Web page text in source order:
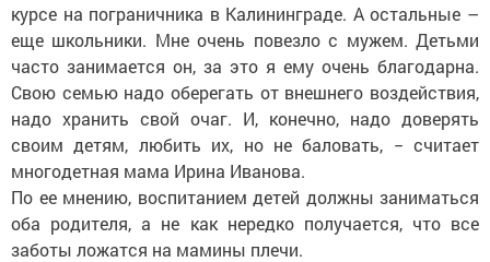
курсе на пограничника в Калининграде. А остальные –
еще школьники. Мне очень повезло с мужем. Детьми
часто занимается он, за это я ему очень благодарна.
Свою семью надо оберегать от внешнего воздействия,
надо хранить свой очаг. И, конечно, надо доверять
своим детям, любить их, но не баловать, − считает
многодетная мама Ирина Иванова.
По ее мнению, воспитанием детей должны заниматься
оба родителя, а не как нередко получается, что все
заботы ложатся на мамины плечи.